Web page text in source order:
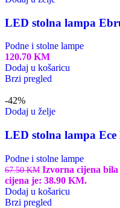
LED stolna lampa
Podne i stolne lampe
120.70 KM
Dodaj u košaricu
Brzi pregled
-42%
Dodaj u želje
LED stolna lampa
Podne i stolne lampe
67.50KM Izvorna cijena
cijena je: 38.90 KM.
Dodaj u košaricu
Brzi pregled